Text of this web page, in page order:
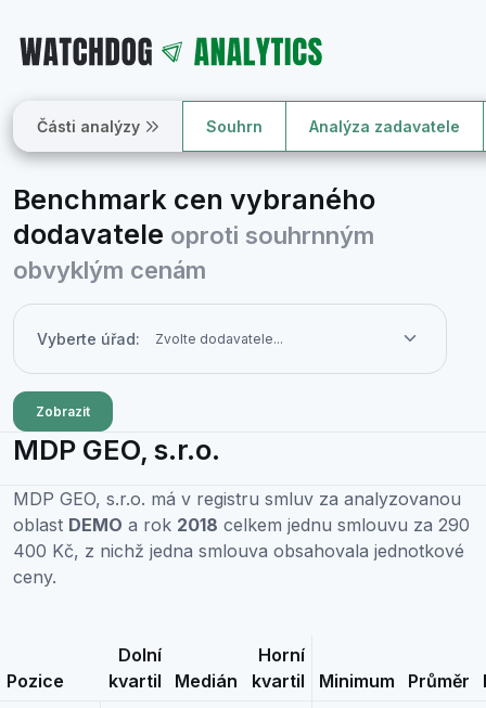
Části analýzy Souhrn Analýza zadavatele
Benchmark cen vybraného
dodavatele oproti souhrnným
obvyklým cenám
Vyberte úřad:
Zobrazit
MDP GEO, s.r.o.
MDP GEO, s.r.o. má v registru smluv za analyzovanou
oblast DEMO a rok 2018 celkem jednu smlouvu za 290
400 Kč, z nichž jedna smlouva obsahovala jednotkové
ceny.
Pozice
Dolní
kvartil
Medián
Horní
kvartil
Minimum Průměr